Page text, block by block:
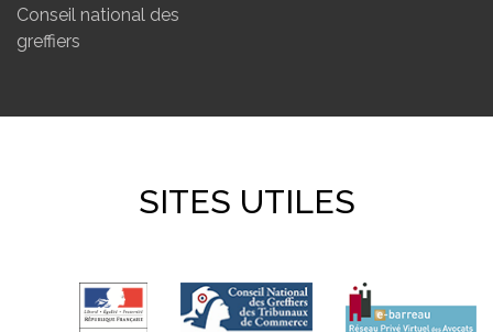
Conseil national des
greffiers
SITES UTILES